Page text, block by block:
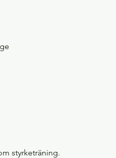
styrketräning.